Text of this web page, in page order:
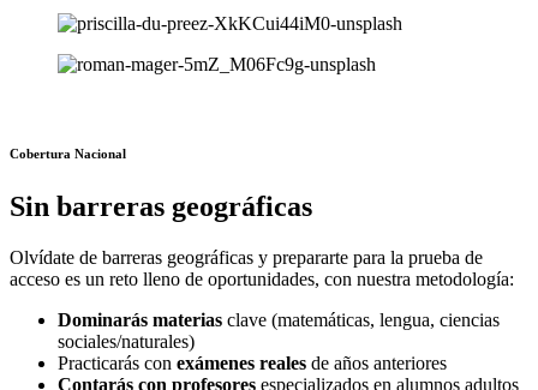
Cobertura Nacional
Sin barreras geográficas
Olvídate de barreras geográficas y prepararte para la prueba de
acceso es un reto lleno de oportunidades, con nuestra metodología:
Dominarás materias clave (matemáticas, lengua, ciencias
sociales/naturales)
Practicarás con exámenes reales de años anteriores
Contarás con profesores especializados en alumnos adultos